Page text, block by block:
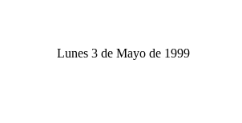
Lunes 3 de Mayo de 1999